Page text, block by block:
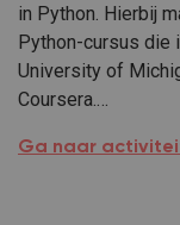
– Bouw je eerste
in Python. Hierbij
Python-cursus die
University of
Coursera.…
CODING
Ga naar